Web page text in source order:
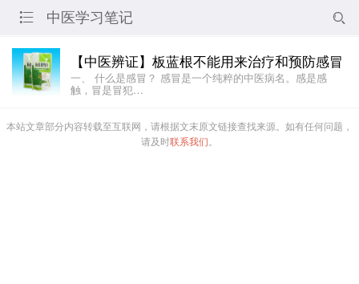
 中医学习笔记 
【中医辨证】板蓝根不能用来治疗和预防感冒
一、 什么是感冒？ 感冒是一个纯粹的中医病名。感是感
触，冒是冒犯…
本站文章部分内容转载至互联网，请根据文末原文链接查找来源。如有任何问题，
请及时联系我们